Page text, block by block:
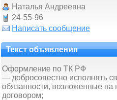
Наталья Андреевна
24-55-96
Написать сообщение
Текст объявления
Оформление по ТК РФ
— добросовестно исполнять
обязанности, возложенные на
договором;